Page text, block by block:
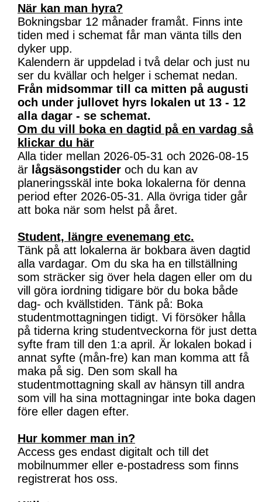
När kan man hyra?
Bokningsbar 12 månader framåt. Finns inte
tiden med i schemat får man vänta tills den
dyker upp.
Kalendern är uppdelad i två delar och just nu
ser du kvällar och helger i schemat nedan.
Från midsommar till ca mitten på augusti
och under jullovet hyrs lokalen ut 13 - 12
alla dagar - se schemat.
Om du vill boka en dagtid på en vardag så
klickar du här
Alla tider mellan 2026-05-31 och 2026-08-15
är lågsäsongstider och du kan av
planeringsskäl inte boka lokalerna för denna
period efter 2026-05-31. Alla övriga tider går
att boka när som helst på året.
Student, längre evenemang etc.
Tänk på att lokalerna är bokbara även dagtid
alla vardagar. Om du ska ha en tillställning
som sträcker sig över hela dagen eller om du
vill göra iordning tidigare bör du boka både
dag- och kvällstiden. Tänk på: Boka
studentmottagningen tidigt. Vi försöker hålla
på tiderna kring studentveckorna för just detta
syfte fram till den 1:a april. Är lokalen bokad i
annat syfte (mån-fre) kan man komma att få
maka på sig. Den som skall ha
studentmottagning skall av hänsyn till andra
som vill ha sina mottagningar inte boka dagen
före eller dagen efter.
Hur kommer man in?
Access ges endast digitalt och till det
mobilnummer eller e-postadress som finns
registrerat hos oss.